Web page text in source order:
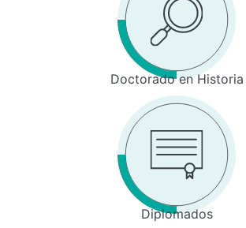
Doctorado en Historia
Diplomados